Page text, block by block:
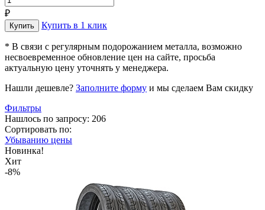
₽
Купить в 1 клик
* В связи с регулярным подорожанием металла, возможно
несвоевременное обновление цен на сайте, просьба
актуальную цену уточнять у менеджера.
Нашли дешевле? Заполните форму и мы сделаем Вам скидку
Фильтры
Нашлось по запросу: 206
Сортировать по:
Убыванию цены
Новинка!
Хит
-8%